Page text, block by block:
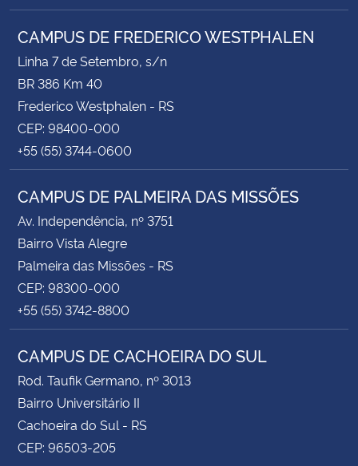
CAMPUS DE FREDERICO WESTPHALEN
Linha 7 de Setembro, s/n
BR 386 Km 40
Frederico Westphalen - RS
CEP: 98400-000
+55 (55) 3744-0600
CAMPUS DE PALMEIRA DAS MISSÕES
Av. Independência, nº 3751
Bairro Vista Alegre
Palmeira das Missões - RS
CEP: 98300-000
+55 (55) 3742-8800
CAMPUS DE CACHOEIRA DO SUL
Rod. Taufik Germano, nº 3013
Bairro Universitário II
Cachoeira do Sul - RS
CEP: 96503-205